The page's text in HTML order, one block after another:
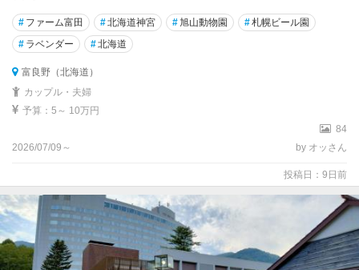
# ファーム富田 #北海道神宮 #旭山動物園 #札幌ビール園
# ラベンダー #北海道
富良野（北海道）
カップル・夫婦
予算：5～ 10万円
84
2026/07/09～
by オッさん
投稿日：9日前